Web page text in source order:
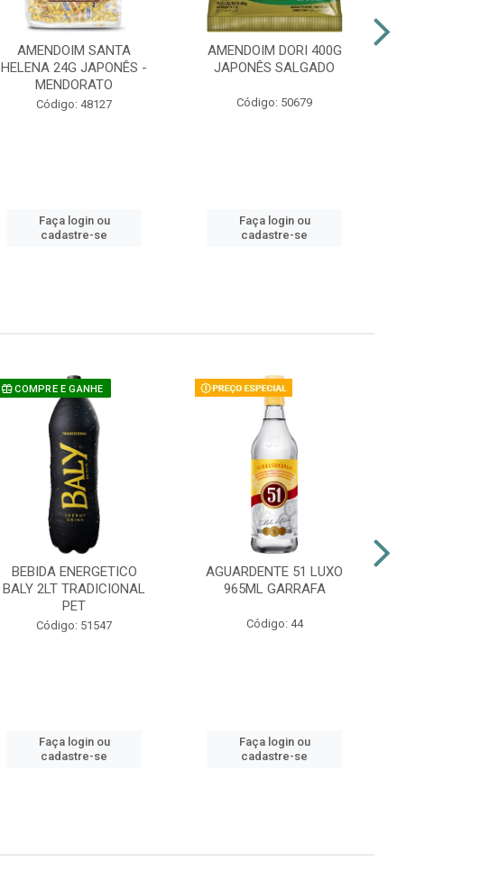
AMENDOIM SANTA
HELENA 24G JAPONÊS -
MENDORATO
Código: 48127
Faça login ou
cadastre-se
AMENDOIM DORI 400G
JAPONÊS SALGADO
Código: 50679
Faça login ou
cadastre-se
COMPRE E GANHE
BEBIDA ENERGETICO
BALY 2LT TRADICIONAL
PET
Código: 51547
Faça login ou
cadastre-se
AGUARDENTE 51 LUXO
965ML GARRAFA
Código: 44
Faça login ou
cadastre-se